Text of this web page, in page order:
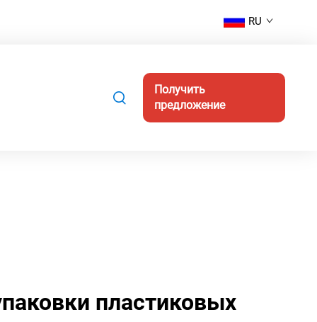
RU
Получить
предложение
пластиковых